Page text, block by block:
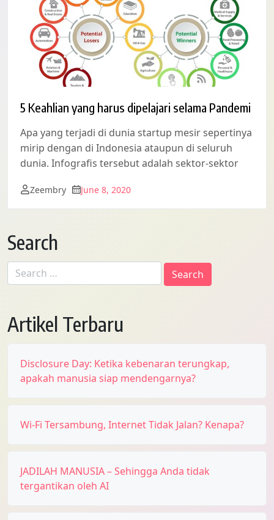
5 Keahlian yang harus dipelajari selama Pandemi
Apa yang terjadi di dunia startup mesir sepertinya
mirip dengan di Indonesia ataupun di seluruh
dunia. Infografis tersebut adalah sektor-sektor
Zeembry June 8, 2020
Search
Search
for:
Artikel Terbaru
Disclosure Day: Ketika kebenaran terungkap,
apakah manusia siap mendengarnya?
Wi-Fi Tersambung, Internet Tidak Jalan? Kenapa?
JADILAH MANUSIA – Sehingga Anda tidak
tergantikan oleh AI